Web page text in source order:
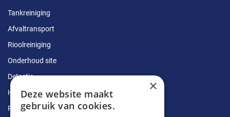
Tankreiniging
Afvaltransport
Rioolreiniging
Onderhoud site
Detectie
Herstellingen
Ruimingen
×
Deze website maakt
gebruik van cookies.